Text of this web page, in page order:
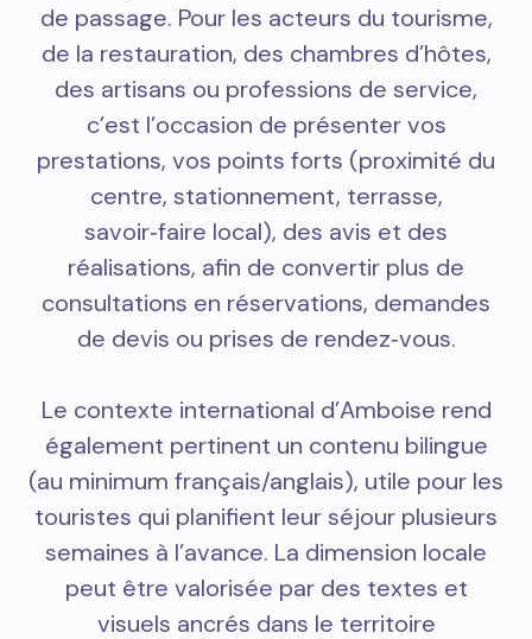
de passage. Pour les acteurs du tourisme,
de la restauration, des chambres d’hôtes,
des artisans ou professions de service,
c’est l’occasion de présenter vos
prestations, vos points forts (proximité du
centre, stationnement, terrasse,
savoir‑faire local), des avis et des
réalisations, afin de convertir plus de
consultations en réservations, demandes
de devis ou prises de rendez‑vous.
Le contexte international d’Amboise rend
également pertinent un contenu bilingue
(au minimum français/anglais), utile pour les
touristes qui planifient leur séjour plusieurs
semaines à l’avance. La dimension locale
peut être valorisée par des textes et
visuels ancrés dans le territoire